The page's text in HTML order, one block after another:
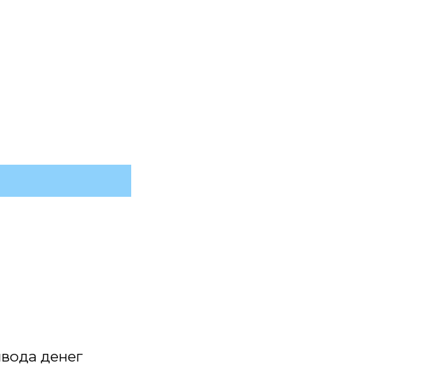
денег